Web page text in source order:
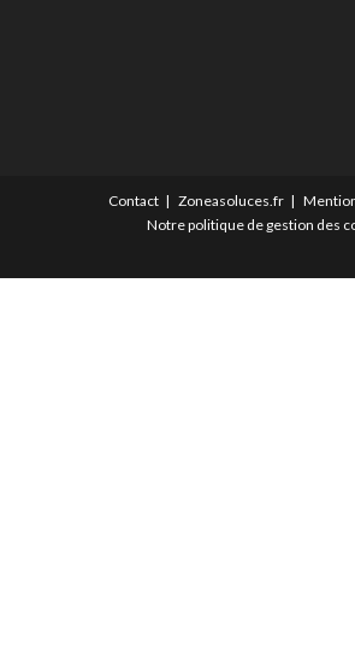
Contact Zoneasoluces.fr
Notre politique de gestion des